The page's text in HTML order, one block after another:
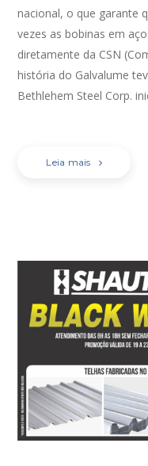
nacional, o que garante
vezes as bobinas em
diretamente da CSN
história do Galvalume
Bethlehem Steel Corp.
Leia mais